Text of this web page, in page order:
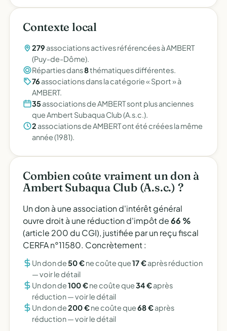
Contexte local
279 associations actives référencées à AMBERT
(Puy-de-Dôme).
Réparties dans8thématiques différentes.
76 associations dans la catégorie « Sport » à
AMBERT.
35associations de AMBERT sont plus anciennes
que Ambert Subaqua Club (A.s.c.).
2 associations de AMBERT ont été créées la même
année (1981).
Combien coûte vraiment un don à
Ambert Subaqua Club (A.s.c.) ?
Un don à une association d'intérêt général
ouvre droit à une réduction d'impôt de66 %
(article 200 du CGI), justifiée par un reçu fiscal
CERFA n°11580. Concrètement :
Un don de50 €ne coûte que17 €après réduction
—voir le détail
Un don de100 €ne coûte que34 €après
réduction —voir le détail
Un don de200 €ne coûte que68 €après
réduction —voir le détail